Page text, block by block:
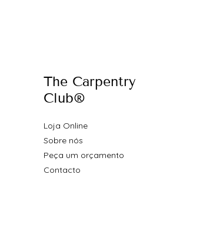
The Carpentry
Club®
Loja Online
Sobre nós
Peça um orçamento
Contacto